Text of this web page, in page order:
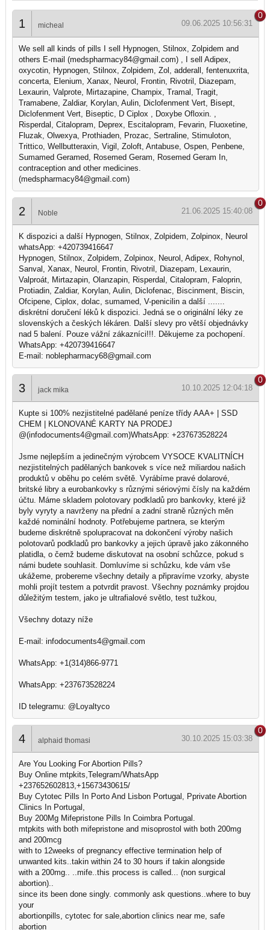
0
1 micheal 09.06.2025 10:56:31
We sell all kinds of pills I sell Hypnogen, Stilnox, Zolpidem and
others E-mail (medspharmacy84@gmail.com) , I sell Adipex,
oxycotin, Hypnogen, Stilnox, Zolpidem, Zol, adderall, fentenuxrita,
concerta, Elenium, Xanax, Neurol, Frontin, Rivotril, Diazepam,
Lexaurin, Valprote, Mirtazapine, Champix, Tramal, Tragit,
Tramabene, Zaldiar, Korylan, Aulin, Diclofenment Vert, Bisept,
Diclofenment Vert, Biseptic, D Ciplox , Doxybe Ofloxin. ,
Risperdal, Citalopram, Deprex, Escitalopram, Fevarin, Fluoxetine,
Fluzak, Olwexya, Prothiaden, Prozac, Sertraline, Stimuloton,
Trittico, Wellbutteraxin, Vigil, Zoloft, Antabuse, Ospen, Penbene,
Sumamed Geramed, Rosemed Geram, Rosemed Geram In,
contraception and other medicines.
(medspharmacy84@gmail.com)
0
2 Noble 21.06.2025 15:40:08
K dispozici a další Hypnogen, Stilnox, Zolpidem, Zolpinox, Neurol
whatsApp: +420739416647
Hypnogen, Stilnox, Zolpidem, Zolpinox, Neurol, Adipex, Rohynol,
Sanval, Xanax, Neurol, Frontin, Rivotril, Diazepam, Lexaurin,
Valproát, Mirtazapin, Olanzapin, Risperdal, Citalopram, Faloprin,
Protiadin, Zaldiar, Korylan, Aulin, Diclofenac, Biscinment, Biscin,
Ofcipene, Ciplox, dolac, sumamed, V-penicilin a další .......
diskrétní doručení léků k dispozici. Jedná se o originální léky ze
slovenských a českých lékáren. Další slevy pro větší objednávky
nad 5 balení. Pouze vážní zákazníci!!!. Děkujeme za pochopení.
WhatsApp: +420739416647
E-mail: noblepharmacy68@gmail.com
0
3 jack mika 10.10.2025 12:04:18
Kupte si 100% nezjistitelné padělané peníze třídy AAA+ | SSD
CHEM | KLONOVANÉ KARTY NA PRODEJ
@(infodocuments4@gmail.com)WhatsApp: +237673528224
Jsme nejlepším a jedinečným výrobcem VYSOCE KVALITNÍCH
nezjistitelných padělaných bankovek s více než miliardou našich
produktů v oběhu po celém světě. Vyrábíme pravé dolarové,
britské libry a eurobankovky s různými sériovými čísly na každém
účtu. Máme skladem polotovary podkladů pro bankovky, které již
byly vyryty a navrženy na přední a zadní straně různých měn
každé nominální hodnoty. Potřebujeme partnera, se kterým
budeme diskrétně spolupracovat na dokončení výroby našich
polotovarů podkladů pro bankovky a jejich úpravě jako zákonného
platidla, o čemž budeme diskutovat na osobní schůzce, pokud s
námi budete souhlasit. Domluvíme si schůzku, kde vám vše
ukážeme, probereme všechny detaily a připravíme vzorky, abyste
mohli projít testem a potvrdit pravost. Všechny poznámky projdou
důležitým testem, jako je ultrafialové světlo, test tužkou,
Všechny dotazy níže
E-mail: infodocuments4@gmail.com
WhatsApp: +1(314)866-9771
WhatsApp: +237673528224
ID telegramu: @Loyaltyco
0
4 alphaid thomasi 30.10.2025 15:03:38
Are You Looking For Abortion Pills?
Buy Online mtpkits,Telegram/WhatsApp
+237652602813,+15673430615/
Buy Cytotec Pills In Porto And Lisbon Portugal, Pprivate Abortion
Clinics In Portugal,
Buy 200Mg Mifepristone Pills In Coimbra Portugal.
mtpkits with both mifepristone and misoprostol with both 200mg
and 200mcg
with to 12weeks of pregnancy effective termination help of
unwanted kits..takin within 24 to 30 hours if takin alongside
with a 200mg.. ..mife..this process is called... (non surgical
abortion)..
since its been done singly. commonly ask questions..where to buy
your
abortionpills, cytotec for sale,abortion clinics near me, safe
abortion